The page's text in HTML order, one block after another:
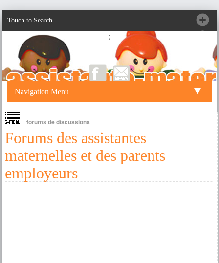
Touch to Search
;
Navigation Menu
forums de discussions
Forums des assistantes
maternelles et des parents
employeurs